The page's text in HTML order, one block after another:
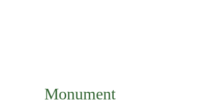
Monument